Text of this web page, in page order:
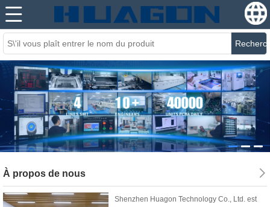
À propos de nous
Shenzhen Huagon Technology Co., Ltd. est